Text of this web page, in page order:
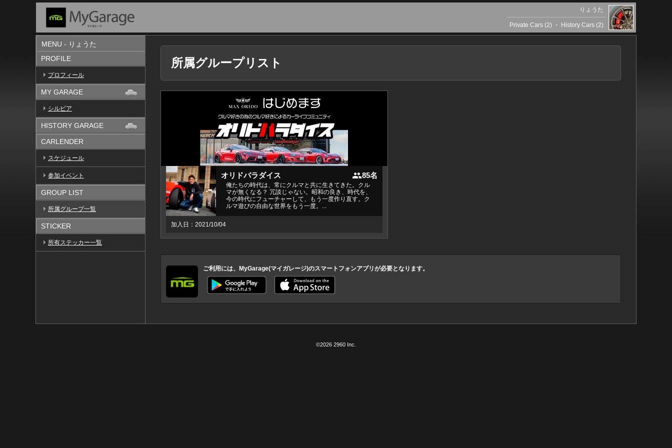
りょうた
Private Cars (2) ・ History Cars (2)
MENU - りょうた
PROFILE
プロフィール
MY GARAGE
シルビア
HISTORY GARAGE
CARLENDER
スケジュール
参加イベント
GROUP LIST
所属グループ一覧
STICKER
所有ステッカー一覧
所属グループリスト
オリドパラダイス people85名
俺たちの時代は、常にクルマと共に生きてきた。クル
マが無くなる？ 冗談じゃない。昭和の良き、時代を、
今の時代にフューチャーして、もう一度作り直す。ク
ルマ遊びの自由な世界をもう一度。...
加入日：2021/10/04
ご利用には、MyGarage(マイガレージ)のスマートフォンアプリが必要となります。
©2026 2960 Inc.